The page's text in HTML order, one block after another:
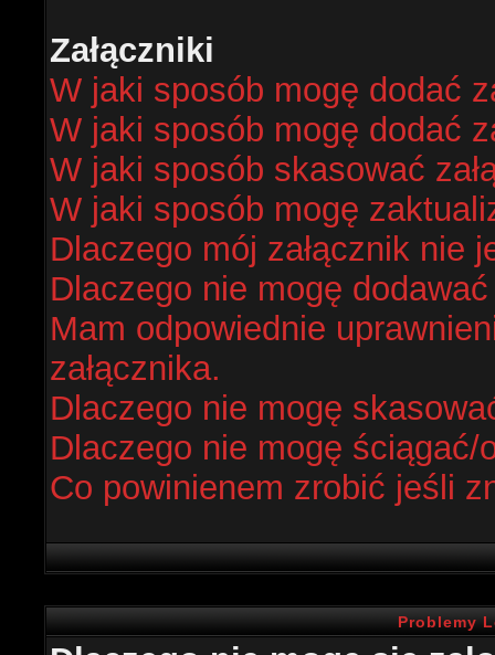
Załączniki
W jaki sposób mogę dodać
W jaki sposób mogę dodać
W jaki sposób skasować
W jaki sposób mogę
Dlaczego mój załącznik nie
Dlaczego nie mogę dodawać
Mam odpowiednie
załącznika.
Dlaczego nie mogę
Dlaczego nie mogę ściągać/
Co powinienem zrobić jeśli
Problemy